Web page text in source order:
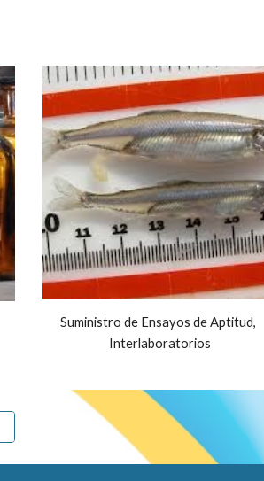
Suministro de Ensayos de Aptitud,
Interlaboratorios